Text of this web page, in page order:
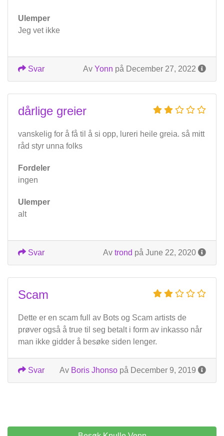
Ulemper
Jeg vet ikke
Av Yonn på December 27, 2022
Svar
dårlige greier
vanskelig for å få til å si opp, lureri heile greia. så mitt
råd styr unna folks
Fordeler
ingen
Ulemper
alt
Av trond på June 22, 2020
Svar
Scam
Dette er en scam full av Bots og Scam artists de
prøver også å true til seg betalt i form av inkasso når
man ikke gidder å besøke siden lenger.
Av Boris Jhonso på December 9, 2019
Svar